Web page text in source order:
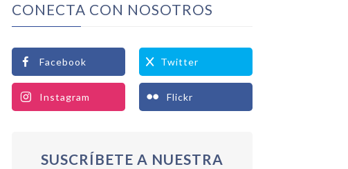
CONECTA CON NOSOTROS
Facebook Twitter
Instagram Flickr
SUSCRÍBETE A NUESTRA